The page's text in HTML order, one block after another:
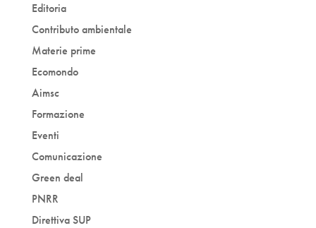
Editoria
Contributo ambientale
Materie prime
Ecomondo
Aimsc
Formazione
Eventi
Comunicazione
Green deal
PNRR
Direttiva SUP